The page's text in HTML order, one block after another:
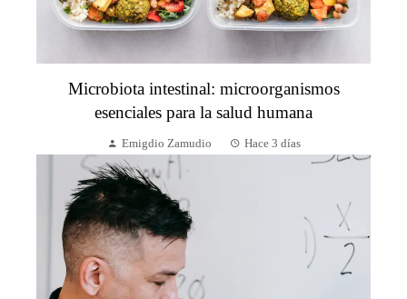
Microbiota intestinal: microorganismos
esenciales para la salud humana
Emigdio Zamudio Hace 3 días